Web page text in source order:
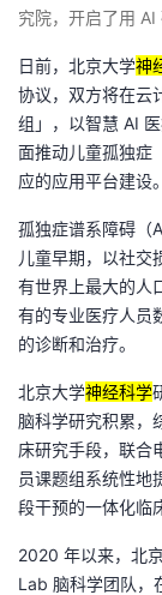
者
我
博
客
的
论
坛
我
的
圈
子
我
的
直
播
我
的
活
动
我
的
关
发
者
学
堂
我
的
课
程
我
的
认
证
我
的
实
我
的
Programs
的
支
我
的
技
术
支
持
我
的
云
声
建
究院，开启了用 AI
日前，北京大学神
协议，双方将在云
组」，以智慧 AI
面推动儿童孤独症
应的应用平台建设
孤独症谱系障碍（
儿童早期，以社交
有世界上最大的人
有的专业医疗人员
的诊断和治疗。
北京大学神经科学
脑科学研究积累，
床研究手段，联合
员课题组系统性地
段干预的一体化临
2020 年以来，北
Lab 脑科学团队，